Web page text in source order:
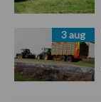
3 aug